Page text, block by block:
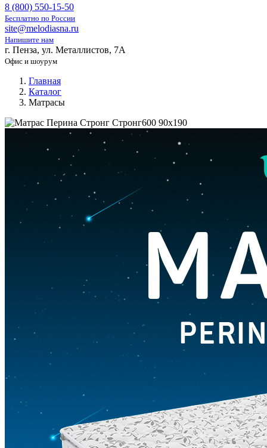
8 (800) 550-15-50
Бесплатно по России
site@melodiasna.ru
Напишите нам
г. Пенза, ул. Металлистов, 7А
Офис и шоурум
Главная
Каталог
Матрасы